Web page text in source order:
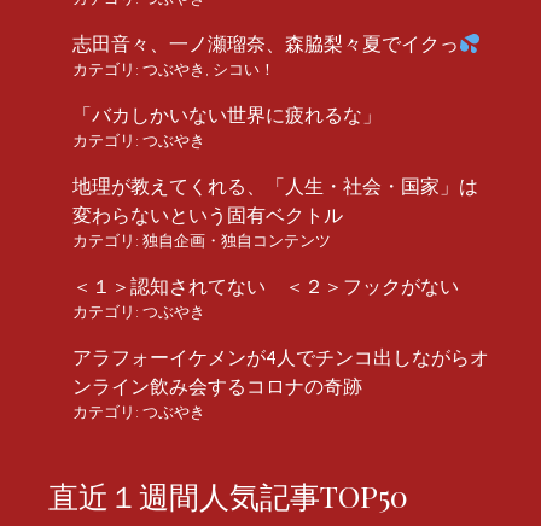
志田音々、一ノ瀬瑠奈、森脇梨々夏でイクっ
カテゴリ: つぶやき , シコい！
「バカしかいない世界に疲れるな」
カテゴリ: つぶやき
地理が教えてくれる、「人生・社会・国家」は
変わらないという固有ベクトル
カテゴリ: 独自企画・独自コンテンツ
＜１＞認知されてない ＜２＞フックがない
カテゴリ: つぶやき
アラフォーイケメンが4人でチンコ出しながらオ
ンライン飲み会するコロナの奇跡
カテゴリ: つぶやき
直近１週間人気記事TOP50